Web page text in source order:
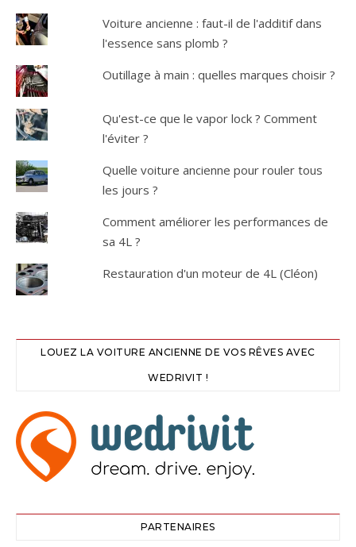
Voiture ancienne : faut-il de l'additif dans
l'essence sans plomb ?
Outillage à main : quelles marques choisir ?
Qu'est-ce que le vapor lock ? Comment
l'éviter ?
Quelle voiture ancienne pour rouler tous
les jours ?
Comment améliorer les performances de
sa 4L ?
Restauration d'un moteur de 4L (Cléon)
LOUEZ LA VOITURE ANCIENNE DE VOS RÊVES AVEC
WEDRIVIT !
PARTENAIRES